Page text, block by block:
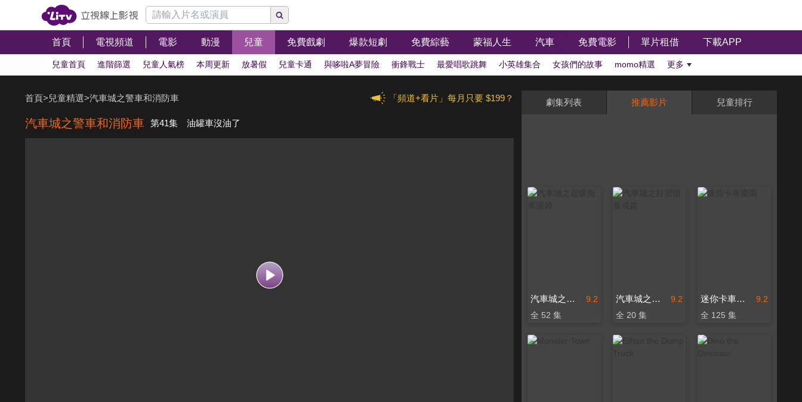
首頁 電視頻道 電影 動漫 兒童 免費戲劇 爆款短劇 免費綜藝 蒙福人生 汽車 免費電影 單片租借 下載APP
兒童首頁 進階篩選 兒童人氣榜 本周更新 放暑假 兒童卡通 與哆啦A夢冒險 衝鋒戰士 最愛唱歌跳舞 小英雄集合 女孩們的故事 momo精選 更多
「頻道+看片」每月只要 $199？
首頁>兒童精選>汽車城之警車和消防車
汽車城之警車和消防車 第41集 油罐車沒油了
劇集列表 推薦影片 兒童排行
9.2
汽車城之超級拖車湯姆
全 52 集
9.2
汽車城之好習慣養成篇
全 20 集
9.2
迷你卡車樂園
全 125 集